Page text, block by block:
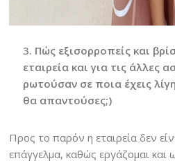
Πώς εξισορροπείς και
εταιρεία και για τις άλλες
ρωτούσαν σε ποια έχεις
θα απαντούσες;)
Προς το παρόν η εταιρεία δεν
επάγγελμα, καθώς εργάζομαι και